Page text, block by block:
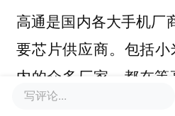
高通是国内各大手机厂
要芯片供应商。包括
内的众多厂家，都在
芯片。不过，骁龙
写评论...